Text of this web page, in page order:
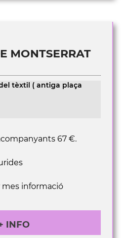
MONTSERRAT
tèxtil ( antiga plaça
67 €.
mes informació
INFO